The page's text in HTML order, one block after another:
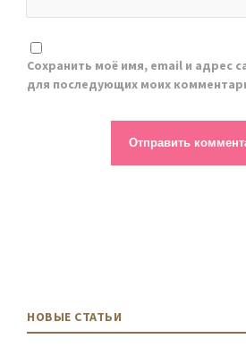
Сохранить моё имя, email и адрес
для последующих моих
НОВЫЕ СТАТЬИ